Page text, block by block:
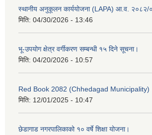
स्थानीय अनुकूलन कार्ययोजना (LAPA) आ.व.
मिति: 04/30/2026 - 13:46
भू-उपयोग क्षेत्र वर्गीकरण सम्बन्धी १५ दिने सूचना।
मिति: 04/20/2026 - 10:57
Red Book 2082 (Chhedagad Municipality)
मिति: 12/01/2025 - 10:47
छेडागाड नगरपालिकाको १० वर्षे शिक्षा योजना।